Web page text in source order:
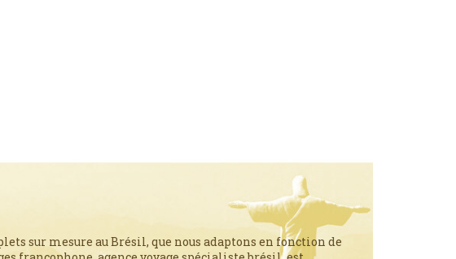
sur mesure au Brésil, que nous adaptons en fonction de